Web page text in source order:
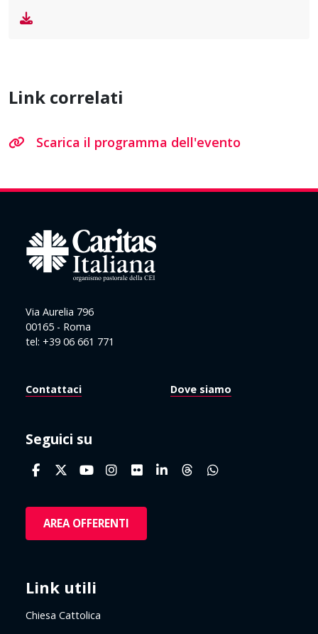
Link correlati
Scarica il programma dell'evento
Via Aurelia 796
00165 - Roma
tel: +39 06 661 771
Contattaci Dove siamo
Seguici su
AREA OFFERENTI
Link utili
Chiesa Cattolica